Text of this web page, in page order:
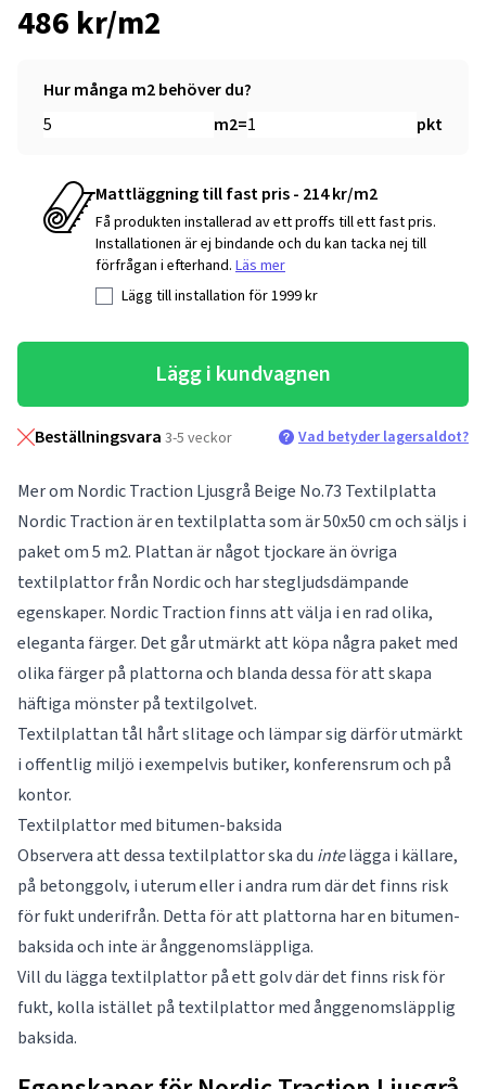
486 kr/m2
Hur många m2 behöver du?
m2= pkt
Mattläggning till fast pris - 214 kr/m2
Få produkten installerad av ett proffs till ett fast pris.
Installationen är ej bindande och du kan tacka nej till
förfrågan i efterhand. Läs mer
Lägg till installation för1999kr
Lägg i kundvagnen
Beställningsvara 3-5 veckor Vad betyder lagersaldot?
Mer om Nordic Traction Ljusgrå Beige No.73 Textilplatta
Nordic Traction är en textilplatta som är 50x50 cm och säljs i
paket om 5 m2. Plattan är något tjockare än övriga
textilplattor från Nordic och har stegljudsdämpande
egenskaper. Nordic Traction finns att välja i en rad olika,
eleganta färger. Det går utmärkt att köpa några paket med
olika färger på plattorna och blanda dessa för att skapa
häftiga mönster på textilgolvet.
Textilplattan tål hårt slitage och lämpar sig därför utmärkt
i offentlig miljö i exempelvis butiker, konferensrum och på
kontor.
Textilplattor med bitumen-baksida
Observera att dessa textilplattor ska du intelägga i källare,
på betonggolv, i uterum eller i andra rum där det finns risk
för fukt underifrån. Detta för att plattorna har en bitumen-
baksida och inte är ånggenomsläppliga.
Vill du lägga textilplattor på ett golv där det finns risk för
fukt, kolla istället på textilplattor med ånggenomsläpplig
baksida.